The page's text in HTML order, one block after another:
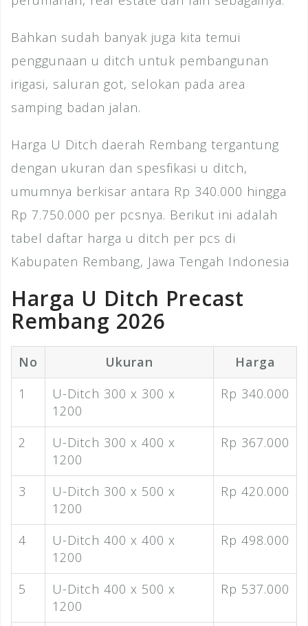
Bahkan sudah banyak juga kita temui
penggunaan u ditch untuk pembangunan
irigasi, saluran got, selokan pada area
samping badan jalan.
Harga U Ditch daerah Rembang tergantung
dengan ukuran dan spesfikasi u ditch,
umumnya berkisar antara Rp 340.000 hingga
Rp 7.750.000 per pcsnya. Berikut ini adalah
tabel daftar harga u ditch per pcs di
Kabupaten Rembang, Jawa Tengah Indonesia
Harga U Ditch Precast
Rembang 2026
No Ukuran
Harga
1
U-Ditch 300 x 300 x
1200
Rp 340.000
2
U-Ditch 300 x 400 x
1200
Rp 367.000
3
U-Ditch 300 x 500 x
1200
Rp 420.000
4
U-Ditch 400 x 400 x
1200
Rp 498.000
5
U-Ditch 400 x 500 x
1200
Rp 537.000